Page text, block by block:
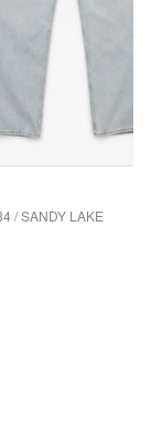
/ SANDY LAKE